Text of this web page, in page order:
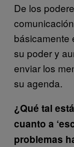
De los
básicamente
su poder y
enviar los
su agenda.
¿Qué tal
cuanto a
problemas